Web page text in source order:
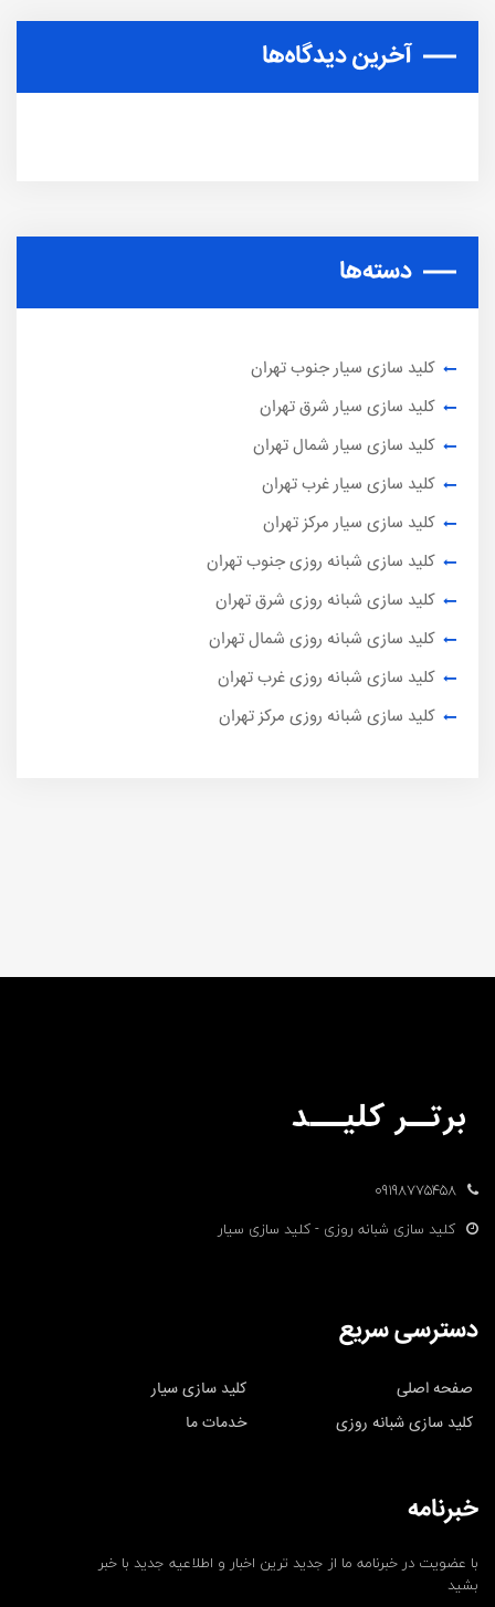
آخرین دیدگاه‌ها
دسته‌ها
کلید سازی سیار جنوب تهران
کلید سازی سیار شرق تهران
کلید سازی سیار شمال تهران
کلید سازی سیار غرب تهران
کلید سازی سیار مرکز تهران
کلید سازی شبانه روزی جنوب تهران
کلید سازی شبانه روزی شرق تهران
کلید سازی شبانه روزی شمال تهران
کلید سازی شبانه روزی غرب تهران
کلید سازی شبانه روزی مرکز تهران
09198775458
کلید سازی شبانه روزی - کلید سازی سیار
دسترسی سریع
صفحه اصلی
کلید سازی سیار
کلید سازی شبانه روزی
خدمات ما
خبرنامه
با عضویت در خبرنامه ما از جدید ترین اخبار و اطلاعیه جدید با خبر
بشید